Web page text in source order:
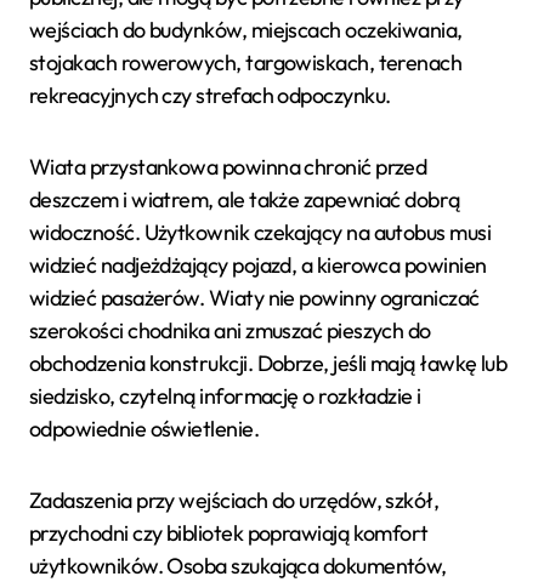
wejściach do budynków, miejscach oczekiwania,
stojakach rowerowych, targowiskach, terenach
rekreacyjnych czy strefach odpoczynku.
Wiata przystankowa powinna chronić przed
deszczem i wiatrem, ale także zapewniać dobrą
widoczność. Użytkownik czekający na autobus musi
widzieć nadjeżdżający pojazd, a kierowca powinien
widzieć pasażerów. Wiaty nie powinny ograniczać
szerokości chodnika ani zmuszać pieszych do
obchodzenia konstrukcji. Dobrze, jeśli mają ławkę lub
siedzisko, czytelną informację o rozkładzie i
odpowiednie oświetlenie.
Zadaszenia przy wejściach do urzędów, szkół,
przychodni czy bibliotek poprawiają komfort
użytkowników. Osoba szukająca dokumentów,